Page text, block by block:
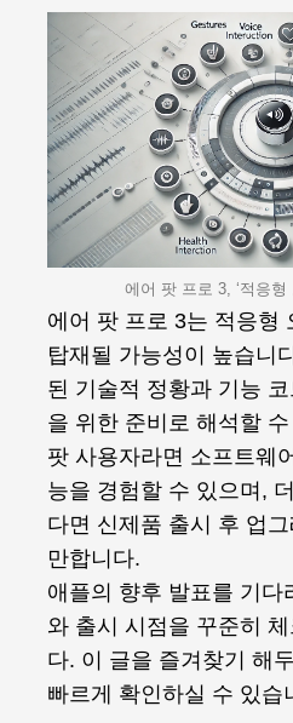
에어 팟 프로 3, ‘적응형
에어 팟 프로 3는 적응형
탑재될 가능성이 높습니
된 기술적 정황과 기능
을 위한 준비로 해석할
팟 사용자라면 소프트웨
능을 경험할 수 있으며,
다면 신제품 출시 후 업
만합니다.
애플의 향후 발표를 기다
와 출시 시점을 꾸준히
다. 이 글을 즐겨찾기 해
빠르게 확인하실 수 있습